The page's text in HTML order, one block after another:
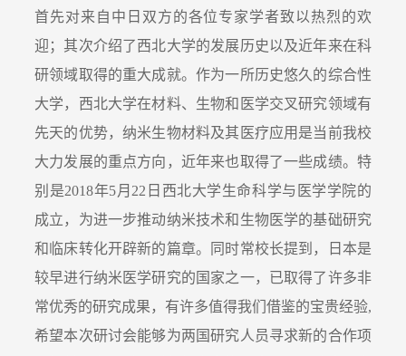
首先对来自中日双方的各位专家学者致以热烈的欢
迎；其次介绍了西北大学的发展历史以及近年来在科
研领域取得的重大成就。作为一所历史悠久的综合性
大学，西北大学在材料、生物和医学交叉研究领域有
先天的优势，纳米生物材料及其医疗应用是当前我校
大力发展的重点方向，近年来也取得了一些成绩。特
别是2018年5月22日西北大学生命科学与医学学院的
成立，为进一步推动纳米技术和生物医学的基础研究
和临床转化开辟新的篇章。同时常校长提到，日本是
较早进行纳米医学研究的国家之一，已取得了许多非
常优秀的研究成果，有许多值得我们借鉴的宝贵经验,
希望本次研讨会能够为两国研究人员寻求新的合作项